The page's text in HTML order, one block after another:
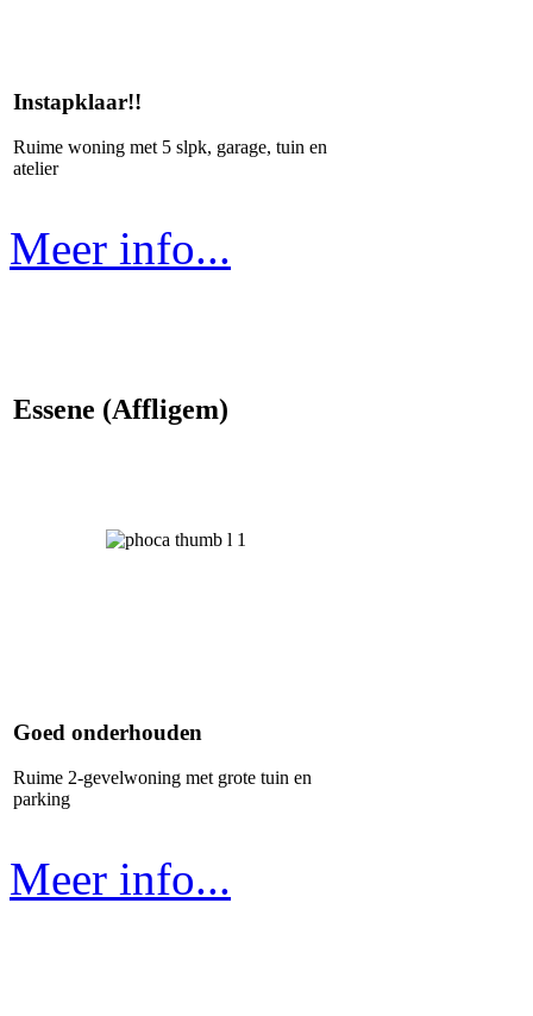
Instapklaar!!
Ruime woning met 5 slpk, garage, tuin en
atelier
Meer info...
Essene (Affligem)
Goed onderhouden
Ruime 2-gevelwoning met grote tuin en
parking
Meer info...